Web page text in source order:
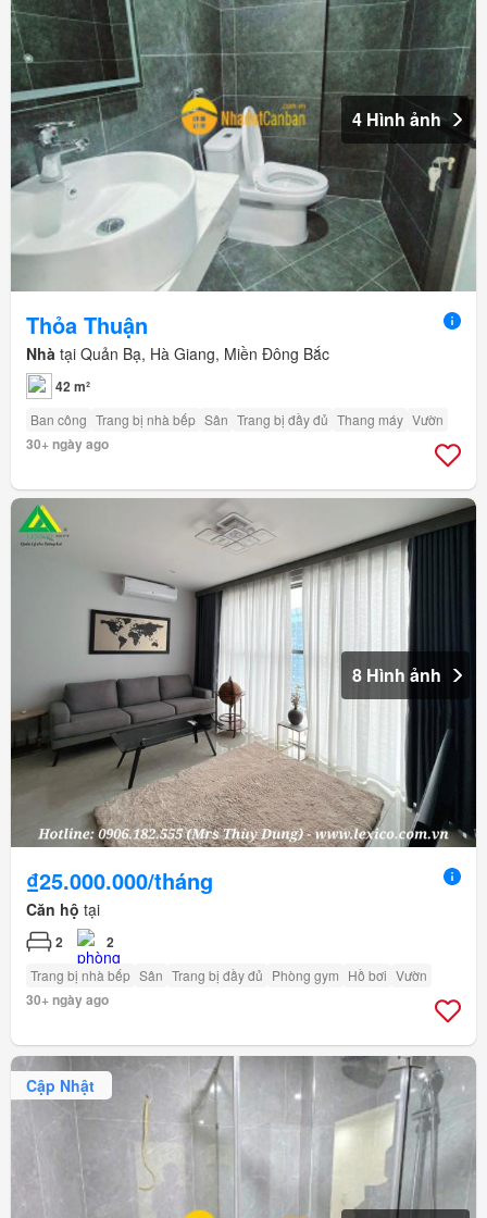
4 Hình ảnh
Thỏa Thuận
Nhà tại Quản Bạ, Hà Giang, Miền Đông Bắc
42 m²
Ban công Trang bị nhà bếp Sân Trang bị đầy đủ Thang máy Vườn
30+ ngày ago
8 Hình ảnh
₫25.000.000/tháng
Căn hộ tại
2 2
Trang bị nhà bếp Sân Trang bị đầy đủ Phòng gym Hồ bơi Vườn
30+ ngày ago
Cập Nhật